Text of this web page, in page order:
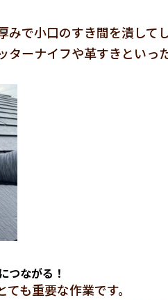
で小口のすき間を潰して
ーナイフや革すきといっ
つながる！
も重要な作業です。